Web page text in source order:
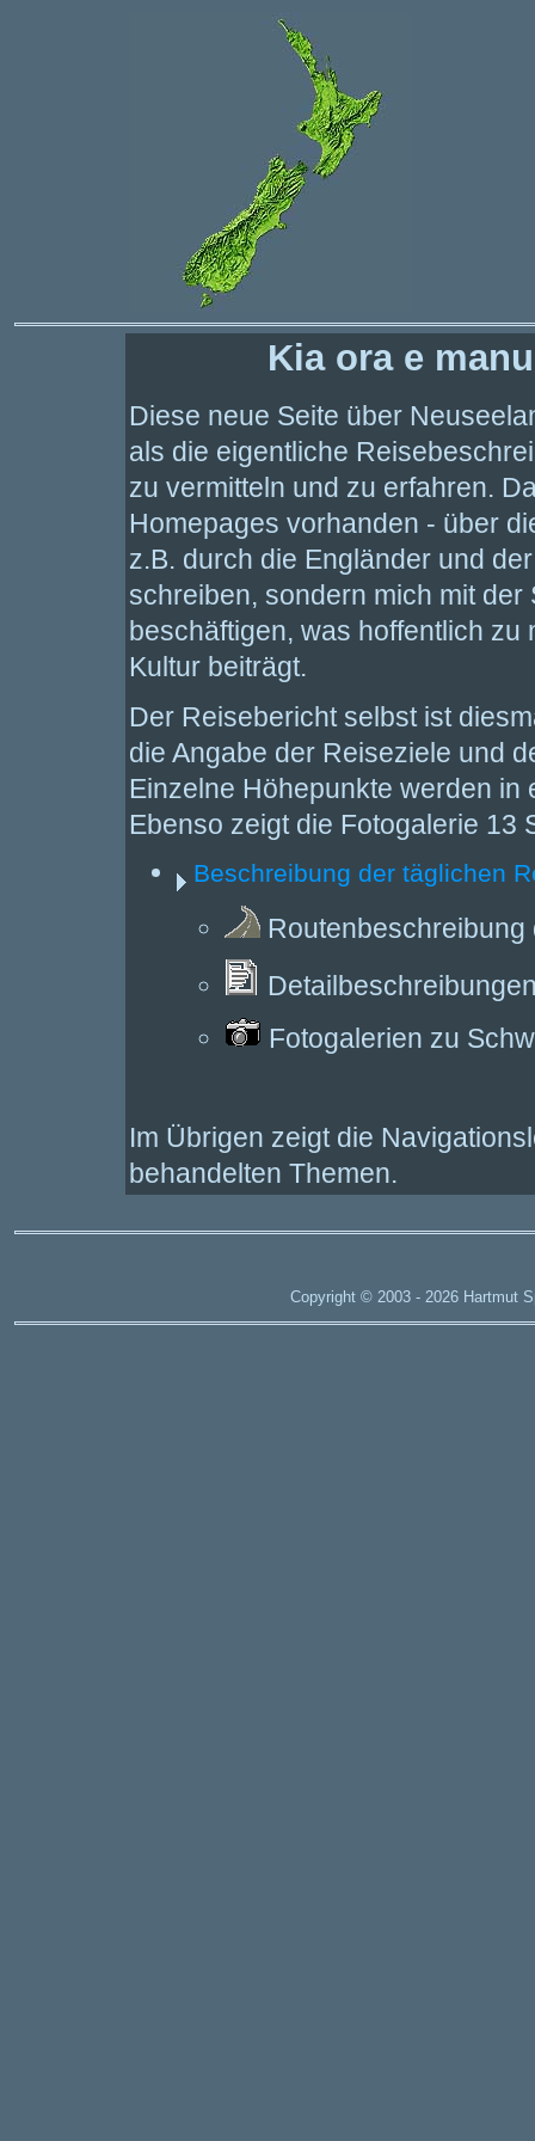
Kia ora e
Diese neue Seite über
als die eigentliche
zu vermitteln und zu erfahren.
Homepages vorhanden - über
z.B. durch die Engländer und
schreiben, sondern mich mit
beschäftigen, was hoffentlich
Kultur beiträgt.
Der Reisebericht selbst ist
die Angabe der Reiseziele und
Einzelne Höhepunkte werden
Ebenso zeigt die Fotogalerie 13
Beschreibung der täglichen
Routenbeschreibung
Fotogalerien zu
Im Übrigen zeigt die
behandelten Themen.
Copyright © 2003 - 2026 Hartmut